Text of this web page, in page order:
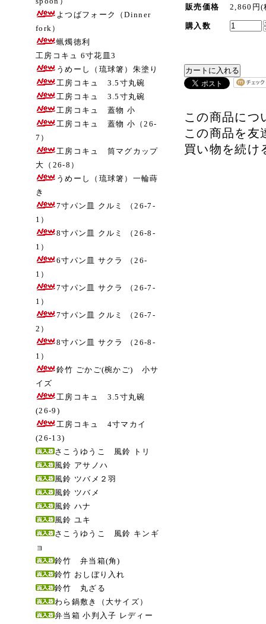
よつばフォーク（Dinner
fork）
蝋燭徳利
工房コキュ 6寸花皿3
うめーし（琉球箸）朱塗り
工房コキュ 3.5寸丸碗
工房コキュ 3.5寸丸碗
工房コキュ 蓋物 小
工房コキュ 蓋物 小（26-
7）
工房コキュ 筒マグカップ
大（26-8）
うめーし（琉球箸）一輪蒔
き
7寸パン皿 クルミ （26-7-
1）
8寸パン皿 クルミ （26-8-
1）
6寸パン皿 サクラ （26-
1）
7寸パン皿 サクラ （26-7-
1）
7寸パン皿 クルミ （26-7-
2）
8寸パン皿 サクラ （26-8-
1）
鈴竹 ごかご(椀かご) 小サ
イズ
工房コキュ 3.5寸丸碗
(26-9)
工房コキュ 4寸マカイ
(26-13)
さこうゆうこ 風鈴 トリ
風鈴 アサノハ
風鈴 ツバメ２羽
風鈴 ツバメ
風鈴 ハナ
風鈴 ユキ
さこうゆうこ 風鈴 キンギ
ョ
鈴竹 弁当箱(角)
鈴竹 おしぼり入れ
鈴竹 丸ざる
わら鍋敷き（大サイズ）
弁当箱 小判入子 レディー
販売価格 2,860円(
購入数
この商品につ
この商品を友
買い物を続け